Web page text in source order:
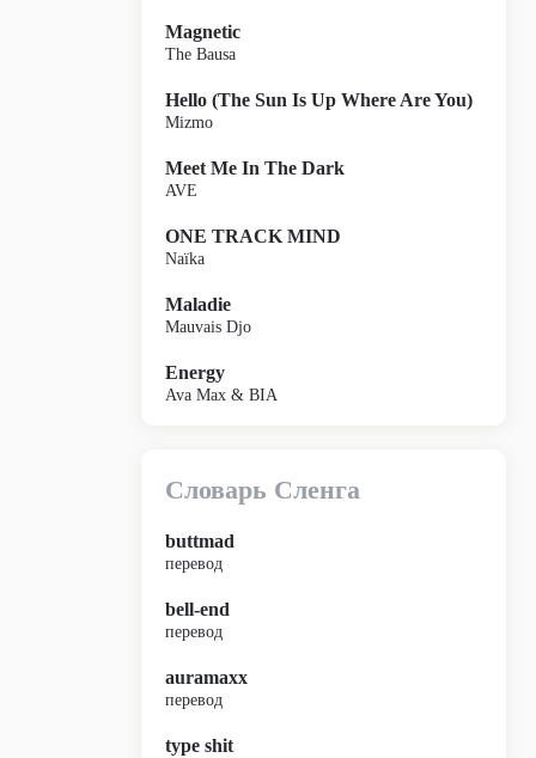
Magnetic
The Bausa
Hello (The Sun Is Up Where Are You)
Mizmo
Meet Me In The Dark
AVE
ONE TRACK MIND
Naïka
Maladie
Mauvais Djo
Energy
Ava Max & BIA
Словарь Сленга
buttmad
перевод
bell-end
перевод
auramaxx
перевод
type shit